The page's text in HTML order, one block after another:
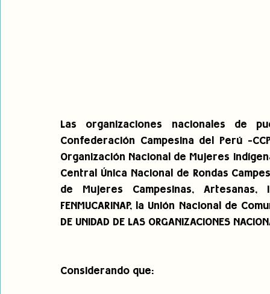
Las organizaciones nacionales de
Confederación Campesina del Perú -
Organización Nacional de Mujeres
Central Única Nacional de Rondas
de Mujeres Campesinas,
FENMUCARINAP, la Unión Nacional de
DE UNIDAD DE LAS ORGANIZACIONES
Considerando que: